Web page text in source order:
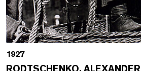
1927